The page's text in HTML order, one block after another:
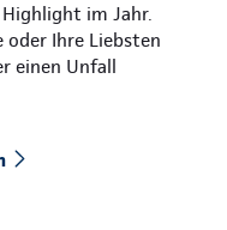
im Jahr.
oder Ihre Liebsten
einen Unfall